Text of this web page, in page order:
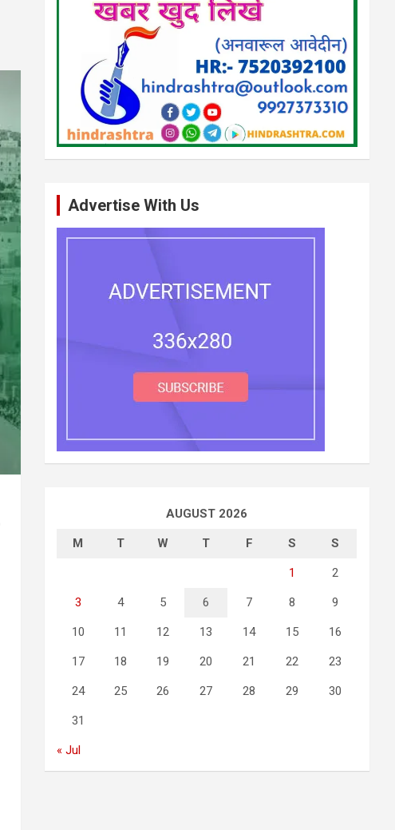
Advertise With Us
AUGUST 2026
M T W T F S S
1 2
3 4 5 6 7 8 9
10 11 12 13 14 15 16
17 18 19 20 21 22 23
24 25 26 27 28 29 30
31
« Jul